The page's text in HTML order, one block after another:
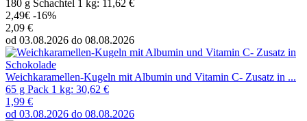
180 g Schachtel 1 kg: 11,62 €
2,49€ -16%
2,09 €
od 03.08.2026 do 08.08.2026
Weichkaramellen-Kugeln mit Albumin und Vitamin C- Zusatz in ...
65 g Pack 1 kg: 30,62 €
1,99 €
od 03.08.2026 do 08.08.2026